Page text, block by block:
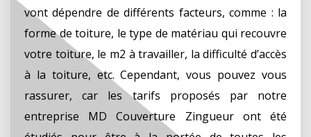
vont dépendre de différents facteurs, comme : la
forme de toiture, le type de matériau qui recouvre
votre toiture, le m2 à travailler, la difficulté d’accès
à la toiture, etc. Cependant, vous pouvez vous
rassurer, car les tarifs proposés par notre
entreprise MD Couverture Zingueur ont été